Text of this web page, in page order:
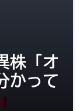
株「オ
かって